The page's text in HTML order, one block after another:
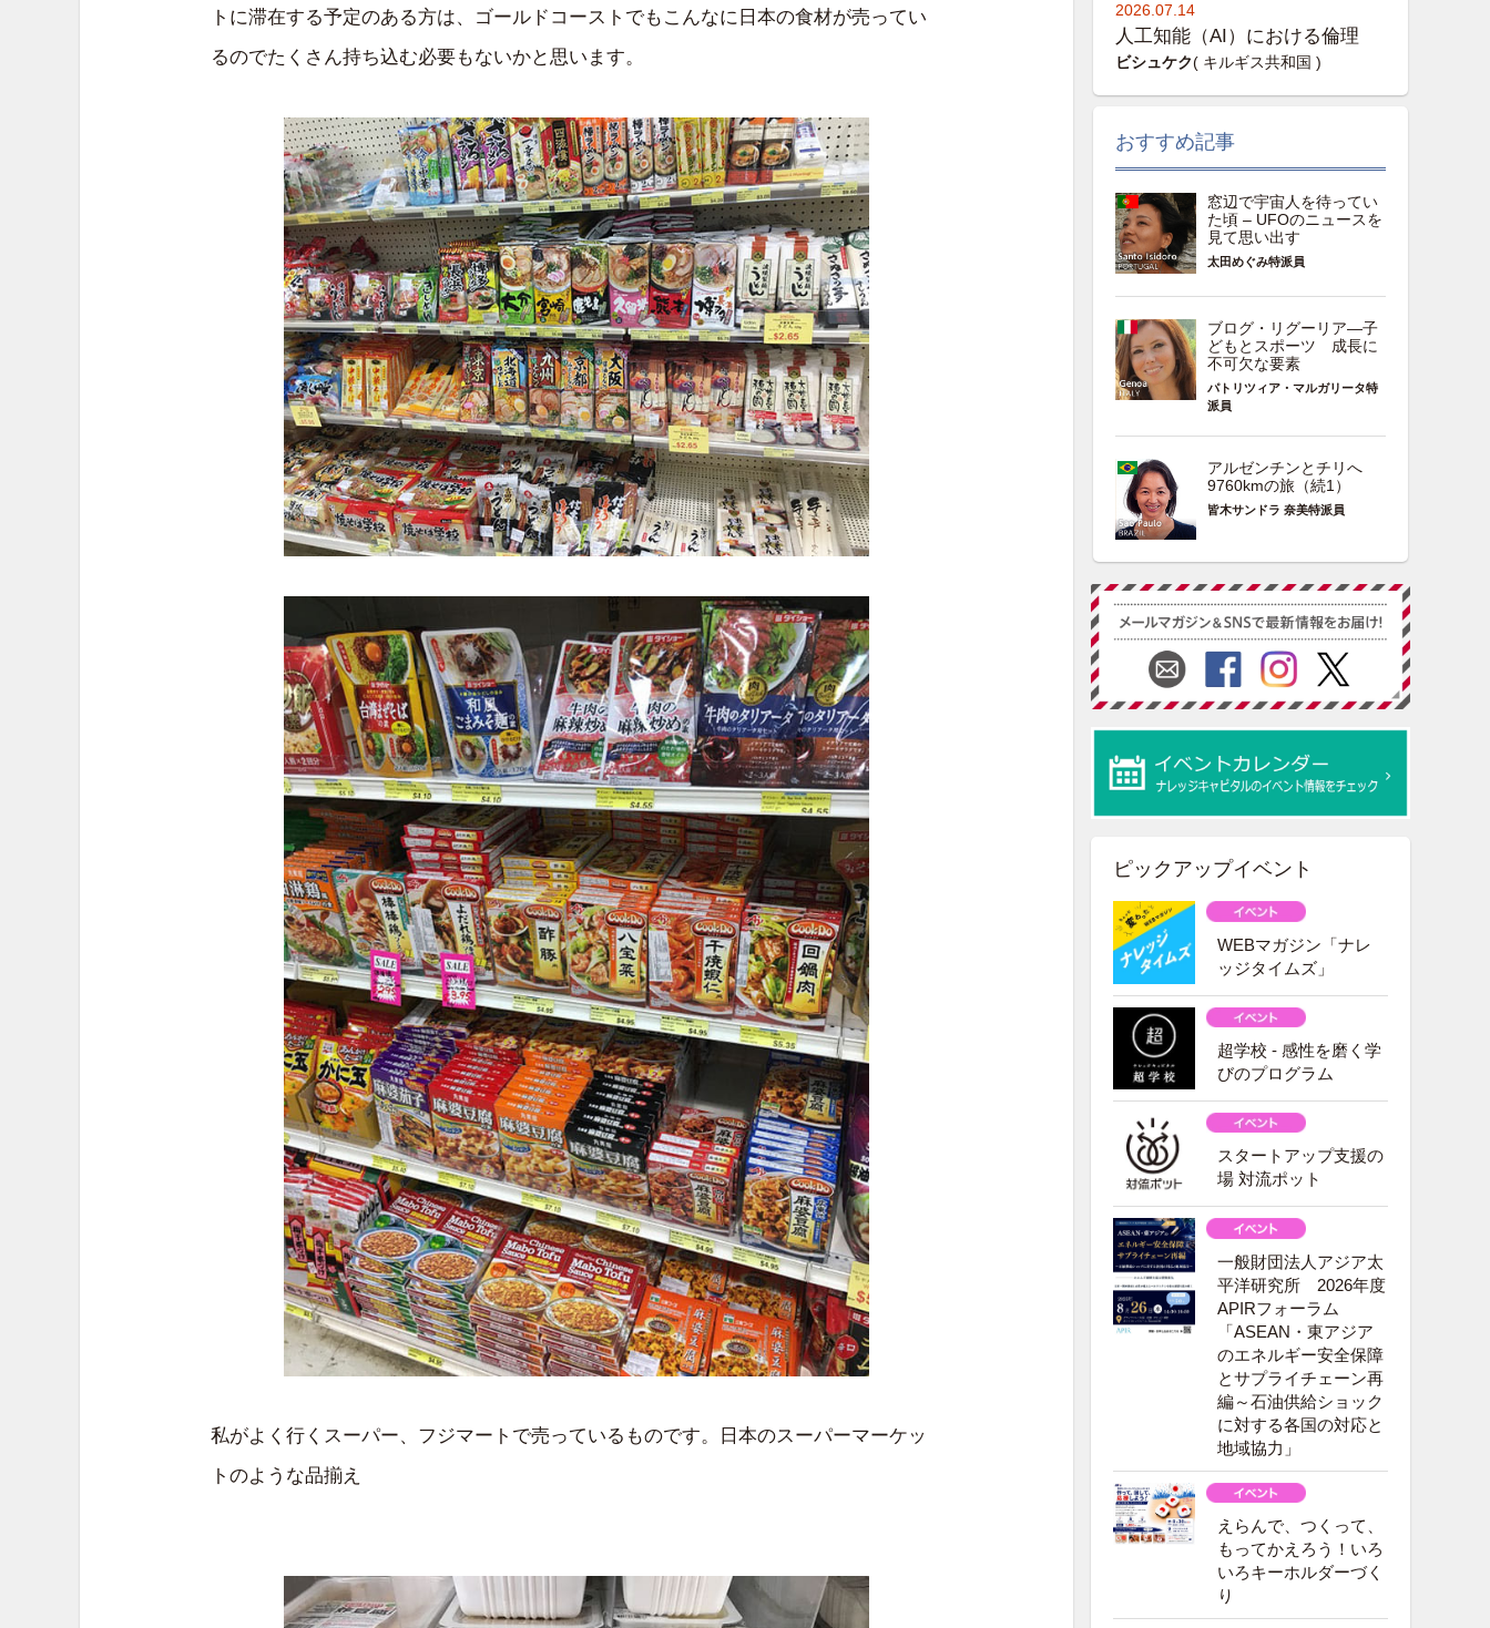
トに滞在する予定のある方は、ゴールドコーストでもこんなに日本の食材が売ってい
るのでたくさん持ち込む必要もないかと思います。
私がよく行くスーパー、フジマートで売っているものです。日本のスーパーマーケッ
トのような品揃え
2026.07.14
人工知能（AI）における倫理
ビシュケク( キルギス共和国 )
おすすめ記事
窓辺で宇宙人を待ってい
た頃 – UFOのニュースを
見て思い出す
太田めぐみ特派員
ブログ・リグーリア―子
どもとスポーツ 成長に
不可欠な要素
パトリツィア・マルガリータ特
派員
アルゼンチンとチリへ
9760kmの旅（続1）
皆木サンドラ 奈美特派員
ピックアップイベント
WEBマガジン「ナレ
ッジタイムズ」
超学校 - 感性を磨く学
びのプログラム
スタートアップ支援の
場 対流ポット
一般財団法人アジア太
平洋研究所 2026年度
APIRフォーラム
「ASEAN・東アジア
のエネルギー安全保障
とサプライチェーン再
編～石油供給ショック
に対する各国の対応と
地域協力」
えらんで、つくって、
もってかえろう！いろ
いろキーホルダーづく
り